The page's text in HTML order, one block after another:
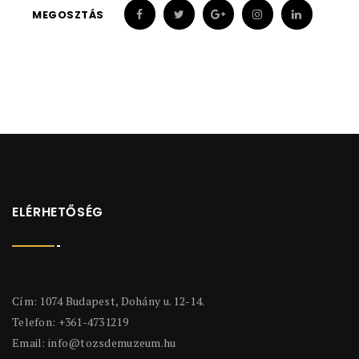
MEGOSZTÁS
ELÉRHETŐSÉG
Cím: 1074 Budapest, Dohány u. 12-14.
Telefon: +361-4731219
Email: info@tozsdemuzeum.hu